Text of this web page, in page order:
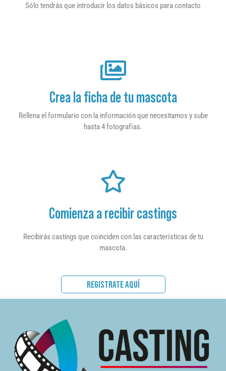
Sólo tendrás que introducir los datos básicos para contacto
Crea la ficha de tu mascota
Rellena el formulario con la información que necesitamos y sube
hasta 4 fotografías.
Comienza a recibir castings
Recibirás castings que coinciden con las características de tu
mascota.
REGISTRATE AQUÍ